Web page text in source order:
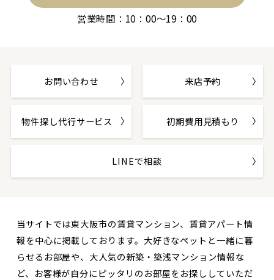
営業時間：10：00～19：00
お問い合わせ 来店予約
物件探し代行サービス 初期費用見積もり
LINEで相談
当サイトでは東大阪市の賃貸マンション、賃貸アパート情
報を中心に掲載しております。大好きなペットと一緒に暮
らせるお部屋や、大人気の新築・築浅マンション情報な
ど、お客様が自分にピッタリのお部屋をお探ししていただ